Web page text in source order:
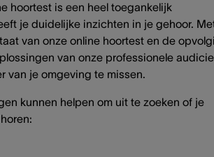
hoortest is een heel toegankelijk
je duidelijke inzichten in je gehoor.
van onze online hoortest en de
van onze professionele
van je omgeving te missen.
kunnen helpen om uit te zoeken of je